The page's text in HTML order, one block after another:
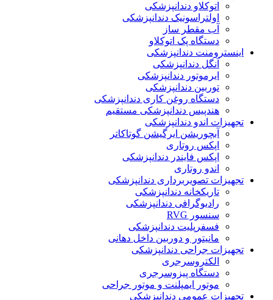
اتوکلاو دندانپزشکی
اولتراسونیک دندانپزشکی
آب مقطر ساز
دستگاه پک اتوکلاو
اینسترومنت دندانپزشکی
آنگل دندانپزشکی
ایرموتور دندانپزشکی
توربین دندانپزشکی
دستگاه روغن کاری دندانپزشکی
هندپیس دندانپزشکی مستقیم
تجهیزات اندو دندانپزشکی
آبچوریشن ایرگیشن گوتاکاتر
اپکس روتاری
اپکس فایندر دندانپزشکی
اندو روتاری
تجهیزات تصویربرداری دندانپزشکی
تاریکخانه دندانپزشکی
رادیوگرافی دندانپزشکی
سنسور RVG
فسفرپلیت دندانپزشکی
مانیتور و دوربین داخل دهانی
تجهیزات جراحی دندانپزشکی
الکتروسرجری
دستگاه پیزوسرجری
موتور ایمپلنت و موتور جراحی
تجهیزات عمومی دندانپزشکی